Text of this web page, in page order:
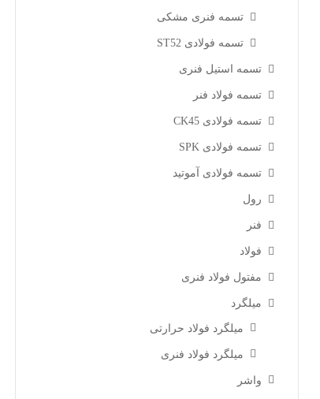
تسمه فنری مشکی
تسمه فولادی ST52
تسمه استیل فنری
تسمه فولاد فنر
تسمه فولادی CK45
تسمه فولادی SPK
تسمه فولادی آموتید
رول
فنر
فولاد
مفتول فولاد فنری
میلگرد
میلگرد فولاد حرارتی
میلگرد فولاد فنری
واشر